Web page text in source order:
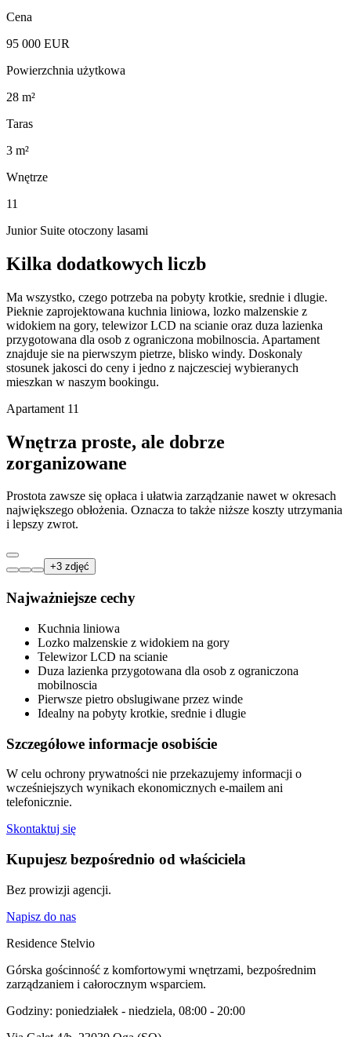
Cena
95 000 EUR
Powierzchnia użytkowa
28 m²
Taras
3 m²
Wnętrze
11
Junior Suite otoczony lasami
Kilka dodatkowych liczb
Ma wszystko, czego potrzeba na pobyty krotkie, srednie i dlugie.
Pieknie zaprojektowana kuchnia liniowa, lozko malzenskie z
widokiem na gory, telewizor LCD na scianie oraz duza lazienka
przygotowana dla osob z ograniczona mobilnoscia. Apartament
znajduje sie na pierwszym pietrze, blisko windy. Doskonaly
stosunek jakosci do ceny i jedno z najczesciej wybieranych
mieszkan w naszym bookingu.
Apartament 11
Wnętrza proste, ale dobrze
zorganizowane
Prostota zawsze się opłaca i ułatwia zarządzanie nawet w okresach
największego obłożenia. Oznacza to także niższe koszty utrzymania
i lepszy zwrot.
+3 zdjęć
Najważniejsze cechy
Kuchnia liniowa
Lozko malzenskie z widokiem na gory
Telewizor LCD na scianie
Duza lazienka przygotowana dla osob z ograniczona
mobilnoscia
Pierwsze pietro obslugiwane przez winde
Idealny na pobyty krotkie, srednie i dlugie
Szczegółowe informacje osobiście
W celu ochrony prywatności nie przekazujemy informacji o
wcześniejszych wynikach ekonomicznych e-mailem ani
telefonicznie.
Skontaktuj się
Kupujesz bezpośrednio od właściciela
Bez prowizji agencji.
Napisz do nas
Residence Stelvio
Górska gościnność z komfortowymi wnętrzami, bezpośrednim
zarządzaniem i całorocznym wsparciem.
Godziny: poniedziałek - niedziela, 08:00 - 20:00